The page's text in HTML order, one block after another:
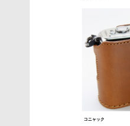
コニャック